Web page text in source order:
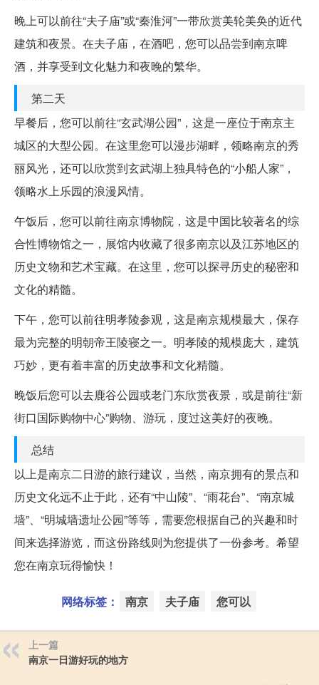
晚上可以前往“夫子庙”或“秦淮河”一带欣赏美轮美奂的近代
建筑和夜景。在夫子庙，在酒吧，您可以品尝到南京啤
酒，并享受到文化魅力和夜晚的繁华。
第二天
早餐后，您可以前往“玄武湖公园”，这是一座位于南京主
城区的大型公园。在这里您可以漫步湖畔，领略南京的秀
丽风光，还可以欣赏到玄武湖上独具特色的“小船人家”，
领略水上乐园的浪漫风情。
午饭后，您可以前往南京博物院，这是中国比较著名的综
合性博物馆之一，展馆内收藏了很多南京以及江苏地区的
历史文物和艺术宝藏。在这里，您可以探寻历史的秘密和
文化的精髓。
下午，您可以前往明孝陵参观，这是南京规模最大，保存
最为完整的明朝帝王陵寝之一。明孝陵的规模庞大，建筑
巧妙，更有着丰富的历史故事和文化精髓。
晚饭后您可以去鹿谷公园或老门东欣赏夜景，或是前往“新
街口国际购物中心”购物、游玩，度过这美好的夜晚。
总结
以上是南京二日游的旅行建议，当然，南京拥有的景点和
历史文化远不止于此，还有“中山陵”、“雨花台”、“南京城
墙”、“明城墙遗址公园”等等，需要您根据自己的兴趣和时
间来选择游览，而这份路线则为您提供了一份参考。希望
您在南京玩得愉快！
网络标签： 南京 夫子庙 您可以
上一篇
南京一日游好玩的地方